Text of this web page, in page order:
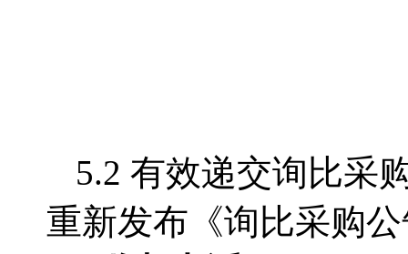
5.2 有效递交询比采
重新发布《询比采购